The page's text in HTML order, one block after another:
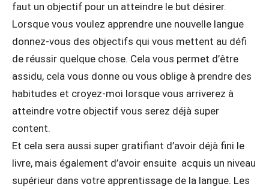
faut un objectif pour un atteindre le but désirer.
Lorsque vous voulez apprendre une nouvelle langue
donnez-vous des objectifs qui vous mettent au défi
de réussir quelque chose. Cela vous permet d’être
assidu, cela vous donne ou vous oblige à prendre des
habitudes et croyez-moi lorsque vous arriverez à
atteindre votre objectif vous serez déjà super
content.
Et cela sera aussi super gratifiant d’avoir déjà fini le
livre, mais également d’avoir ensuite acquis un niveau
supérieur dans votre apprentissage de la langue. Les